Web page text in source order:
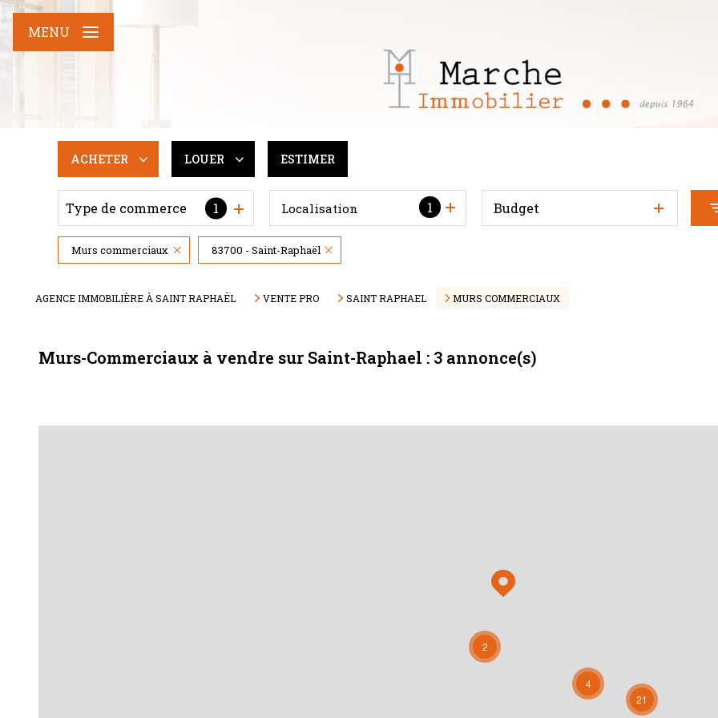
MENU
ACHETER
De l'ancien
Du neuf
De l'immo pro
LOUER
De l'immo pro
ESTIMER
Type de commerce 1 1
Localisation Budget
Murs commerciaux 83700 - Saint-Raphaël
AGENCE IMMOBILIÈRE À SAINT RAPHAËL VENTE PRO SAINT RAPHAEL MURS COMMERCIAUX
Murs-Commerciaux à vendre sur Saint-Raphael : 3 annonce(s)
2
4
21